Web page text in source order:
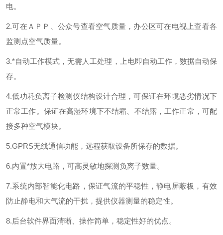
电。
2.可在ＡＰＰ、公众号查看空气质量，办公区可在电视上查看各
监测点空气质量。
3.*自动工作模式，无需人工处理，上电即自动工作，数据自动保
存。
4.低功耗负离子检测仪结构设计合理，可保证在环境恶劣情况下
正常工作。保证在高湿环境下不结霜、不结露，工作正常，可配
接多种空气模块。
5.GPRS无线通信功能，远程获取设备所保存的数据。
6.内置*放大电路，可高灵敏地探测负离子数量。
7.系统内部智能化电路，保证气流的平稳性，静电屏蔽板，有效
防止静电和大气流的干扰，提供仪器测量的稳定性。
8.后台软件界面清晰、操作简单，稳定性好的优点。